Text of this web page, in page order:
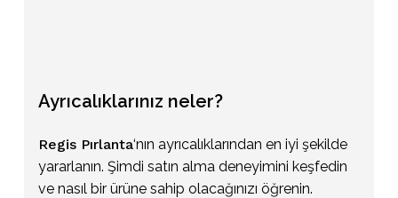
Ayrıcalıklarınız neler?
Regis Pırlanta‘nın ayrıcalıklarından en iyi şekilde
yararlanın. Şimdi satın alma deneyimini keşfedin
ve nasıl bir ürüne sahip olacağınızı öğrenin.